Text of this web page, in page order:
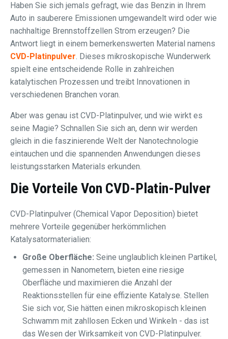
Haben Sie sich jemals gefragt, wie das Benzin in Ihrem
Auto in sauberere Emissionen umgewandelt wird oder wie
nachhaltige Brennstoffzellen Strom erzeugen? Die
Antwort liegt in einem bemerkenswerten Material namens
CVD-Platinpulver. Dieses mikroskopische Wunderwerk
spielt eine entscheidende Rolle in zahlreichen
katalytischen Prozessen und treibt Innovationen in
verschiedenen Branchen voran.
Aber was genau ist CVD-Platinpulver, und wie wirkt es
seine Magie? Schnallen Sie sich an, denn wir werden
gleich in die faszinierende Welt der Nanotechnologie
eintauchen und die spannenden Anwendungen dieses
leistungsstarken Materials erkunden.
Die Vorteile Von CVD-Platin-Pulver
CVD-Platinpulver (Chemical Vapor Deposition) bietet
mehrere Vorteile gegenüber herkömmlichen
Katalysatormaterialien:
Große Oberfläche: Seine unglaublich kleinen Partikel,
gemessen in Nanometern, bieten eine riesige
Oberfläche und maximieren die Anzahl der
Reaktionsstellen für eine effiziente Katalyse. Stellen
Sie sich vor, Sie hätten einen mikroskopisch kleinen
Schwamm mit zahllosen Ecken und Winkeln - das ist
das Wesen der Wirksamkeit von CVD-Platinpulver.